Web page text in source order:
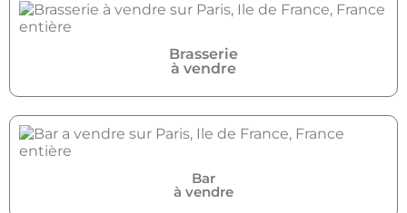
Brasserie
à vendre
Bar
à vendre